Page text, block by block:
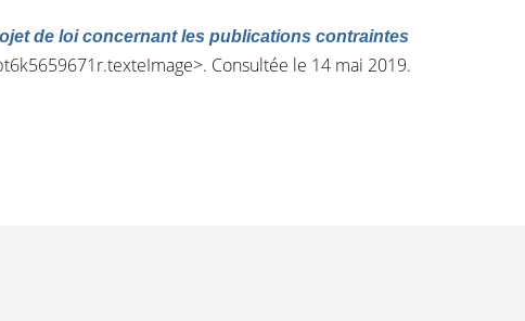
de loi concernant les publications contraintes
>. Consultée le 14 mai 2019.